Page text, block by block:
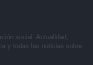
social. Actualidad,
y todas las noticias sobre